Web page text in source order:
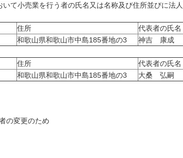
いて小売業を行う者の氏名又は名称及び住所並びに法
住所
代表者の氏名
和歌山県和歌山市中島185番地の3
神吉 康成
住所
代表者の氏名
和歌山県和歌山市中島185番地の3
大桑 弘嗣
の変更のため